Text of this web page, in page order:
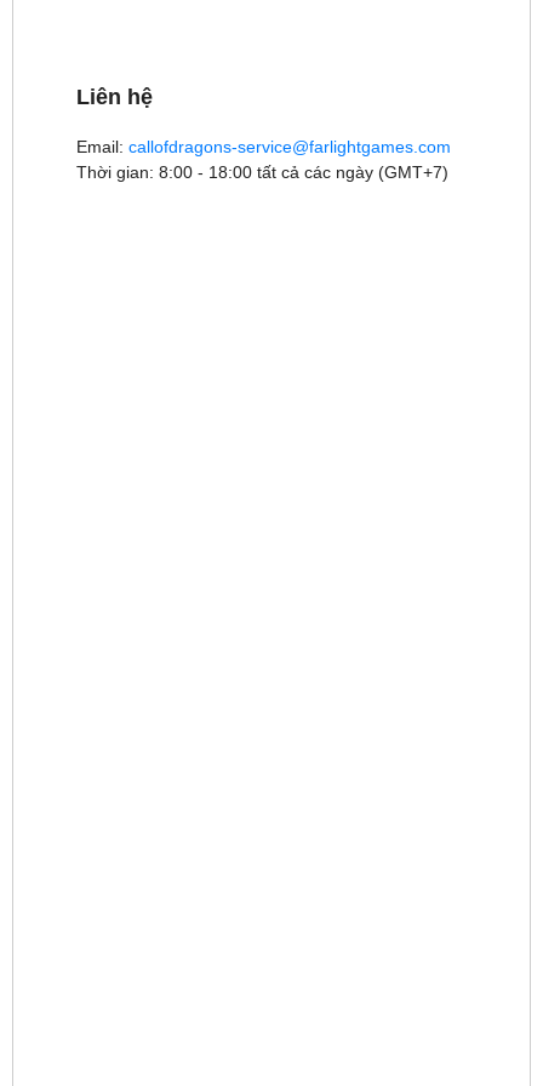
Liên hệ
Email: callofdragons-service@farlightgames.com
Thời gian: 8:00 - 18:00 tất cả các ngày (GMT+7)